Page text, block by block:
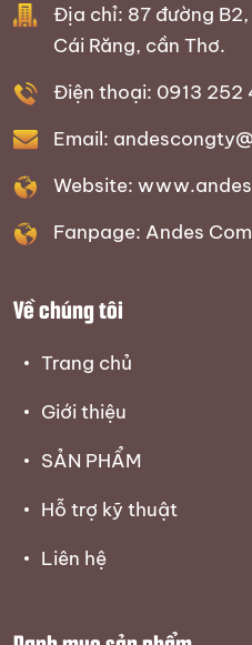
Địa chỉ: 87 đường B2,
Cái Răng, cần Thơ.
Điện thoại: 0913 252
Email:
Website:
Fanpage: Andes
Về chúng tôi
Trang chủ
Giới thiệu
SẢN PHẨM
Hỗ trợ kỹ thuật
Liên hệ